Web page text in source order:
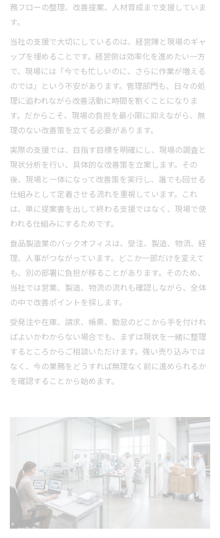
務フローの整理、改善提案、人材育成まで支援していま
す。
当社の支援で大切にしているのは、経営陣と現場のギャ
ップを埋めることです。経営側は効率化を進めたい一方
で、現場には「今でも忙しいのに、さらに作業が増える
のでは」という不安があります。管理部門も、日々の処
理に追われながら改善活動に時間を割くことになりま
す。だからこそ、現場の負担を最小限に抑えながら、無
理のない改善策を立てる必要があります。
実際の支援では、目指す目標を明確にし、現場の調査と
現状分析を行い、具体的な改善策を立案します。その
後、現場と一体になって改善策を実行し、誰でも回せる
仕組みとして定着させる流れを重視しています。これ
は、単に提案書を出して終わる支援ではなく、現場で使
われる仕組みにするためです。
食品製造業のバックオフィスは、受注、製造、物流、経
理、人事がつながっています。どこか一部だけを変えて
も、別の部署に負担が移ることがあります。そのため、
当社では営業、製造、物流の流れも確認しながら、全体
の中で改善ポイントを探します。
受発注や在庫、請求、帳票、勤怠のどこから手を付けれ
ばよいかわからない場合でも、まずは現状を一緒に整理
するところからご相談いただけます。強い売り込みでは
なく、今の業務をどうすれば無理なく前に進められるか
を確認することから始めます。